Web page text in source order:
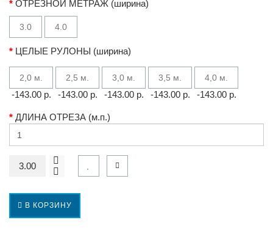
ОТРЕЗНОЙ МЕТРАЖ (ширина)
3.0 4.0
ЦЕЛЫЕ РУЛОНЫ (ширина)
2,0 м.
-143.00 р.
2,5 м.
-143.00 р.
3,0 м.
-143.00 р.
3,5 м.
-143.00 р.
4,0 м.
-143.00 р.
ДЛИНА ОТРЕЗА (м.п.)
В КОРЗИНУ